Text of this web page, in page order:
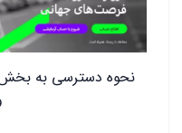
نحوه دسترسی به بخش